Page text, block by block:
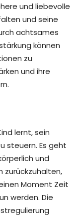
und liebevolle
und seine
achtsames
können
zu
und ihre
lernt, sein
steuern. Es geht
und
zurückzuhalten,
Moment Zeit
werden. Die